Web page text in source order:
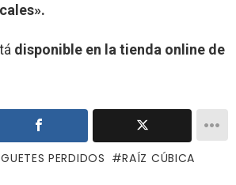
disponible en la tienda online de
PERDIDOS RAÍZ CÚBICA